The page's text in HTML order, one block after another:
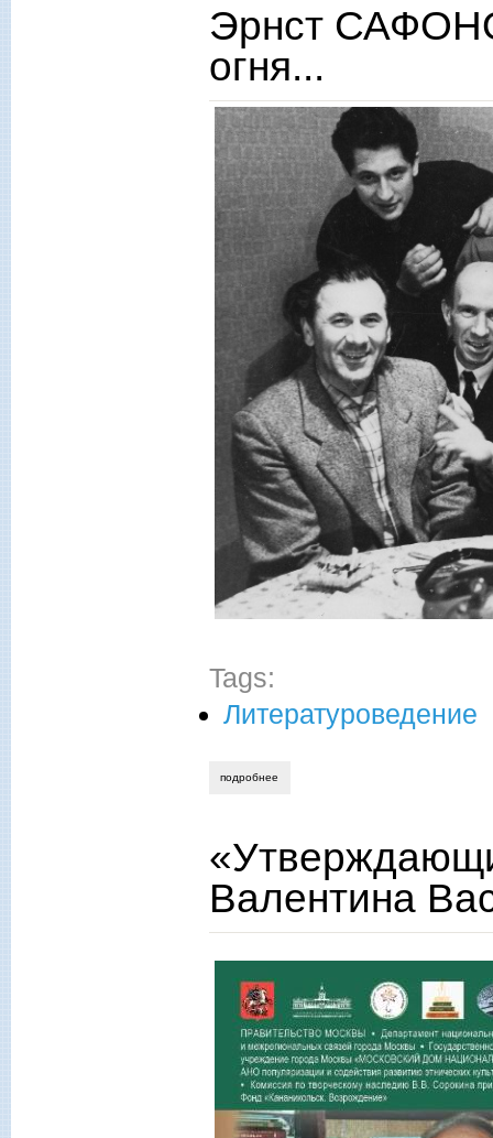
Эрнст
огня...
Tags:
Литературоведение
подробнее
Валентина